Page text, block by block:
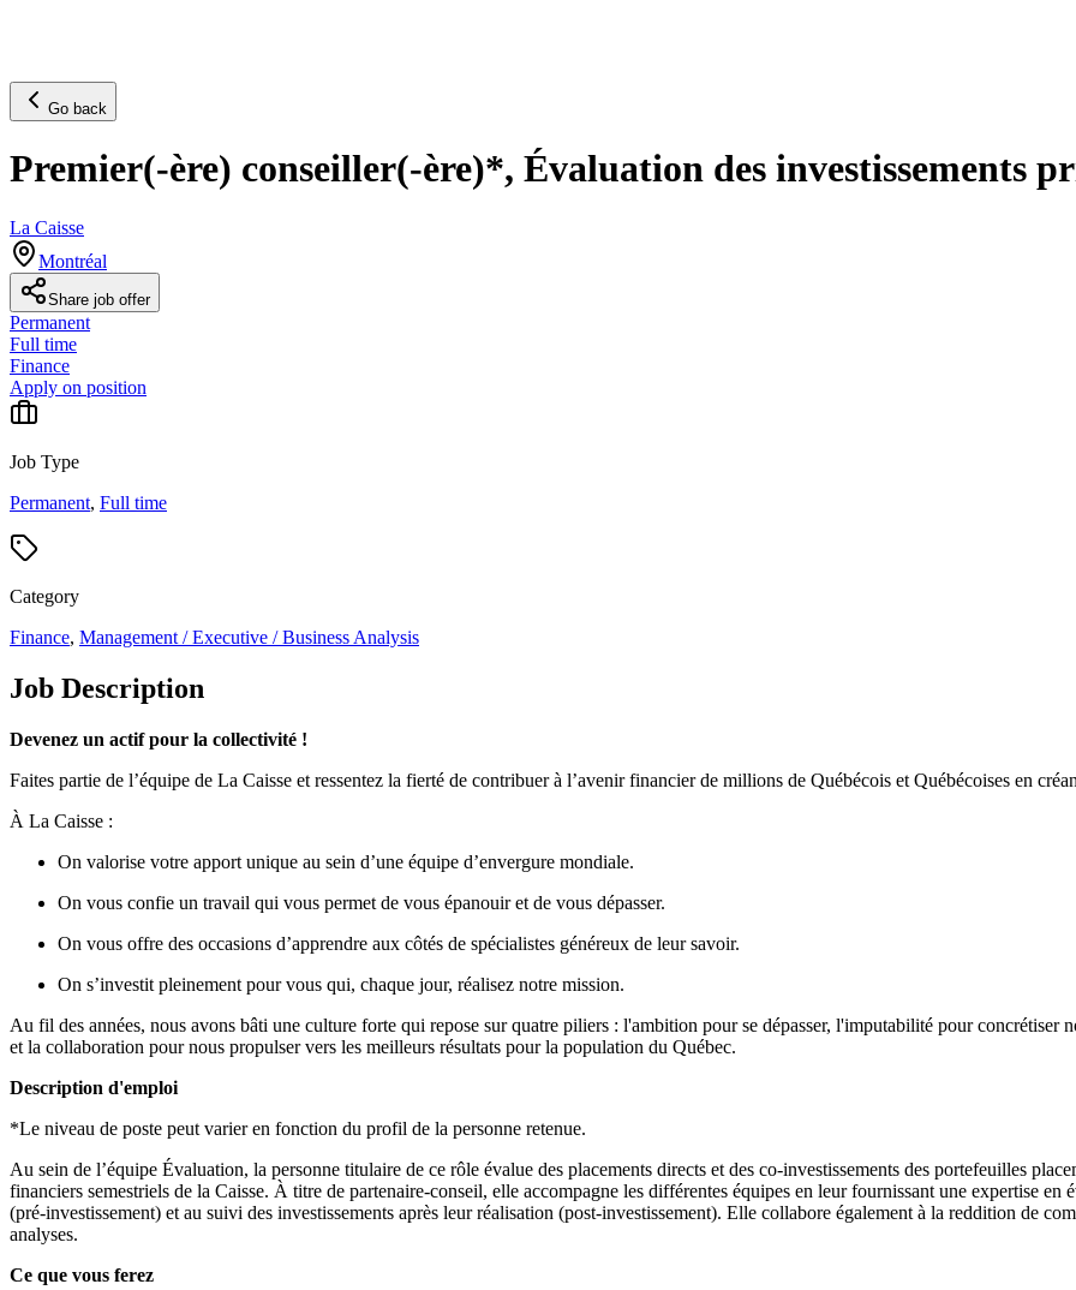
Go back
Premier(-ère) conseiller(-ère)*, Évaluation des investissements
La Caisse
Montréal
Share job offer
Permanent
Full time
Finance
Apply on position
Job Type
Permanent, Full time
Category
Finance, Management / Executive / Business Analysis
Job Description
Devenez un actif pour la collectivité !
Faites partie de l’équipe de La Caisse et ressentez la fierté de contribuer à l’avenir financier de millions de Québécois et Québécoises en
À La Caisse :
On valorise votre apport unique au sein d’une équipe d’envergure mondiale.
On vous confie un travail qui vous permet de vous épanouir et de vous dépasser.
On vous offre des occasions d’apprendre aux côtés de spécialistes généreux de leur savoir.
On s’investit pleinement pour vous qui, chaque jour, réalisez notre mission.
Au fil des années, nous avons bâti une culture forte qui repose sur quatre piliers : l'ambition pour se dépasser, l'imputabilité pour concrétiser
et la collaboration pour nous propulser vers les meilleurs résultats pour la population du Québec.
Description d'emploi
*Le niveau de poste peut varier en fonction du profil de la personne retenue.
Au sein de l’équipe Évaluation, la personne titulaire de ce rôle évalue des placements directs et des co-investissements des portefeuilles
financiers semestriels de la Caisse. À titre de partenaire-conseil, elle accompagne les différentes équipes en leur fournissant une expertise en
(pré-investissement) et au suivi des investissements après leur réalisation (post-investissement). Elle collabore également à la reddition de
analyses.
Ce que vous ferez